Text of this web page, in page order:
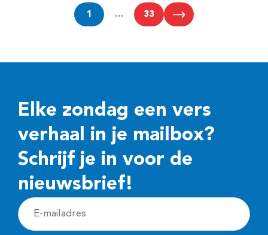
1 … 33
Elke zondag een vers
verhaal in je mailbox?
Schrijf je in voor de
nieuwsbrief!
E
-